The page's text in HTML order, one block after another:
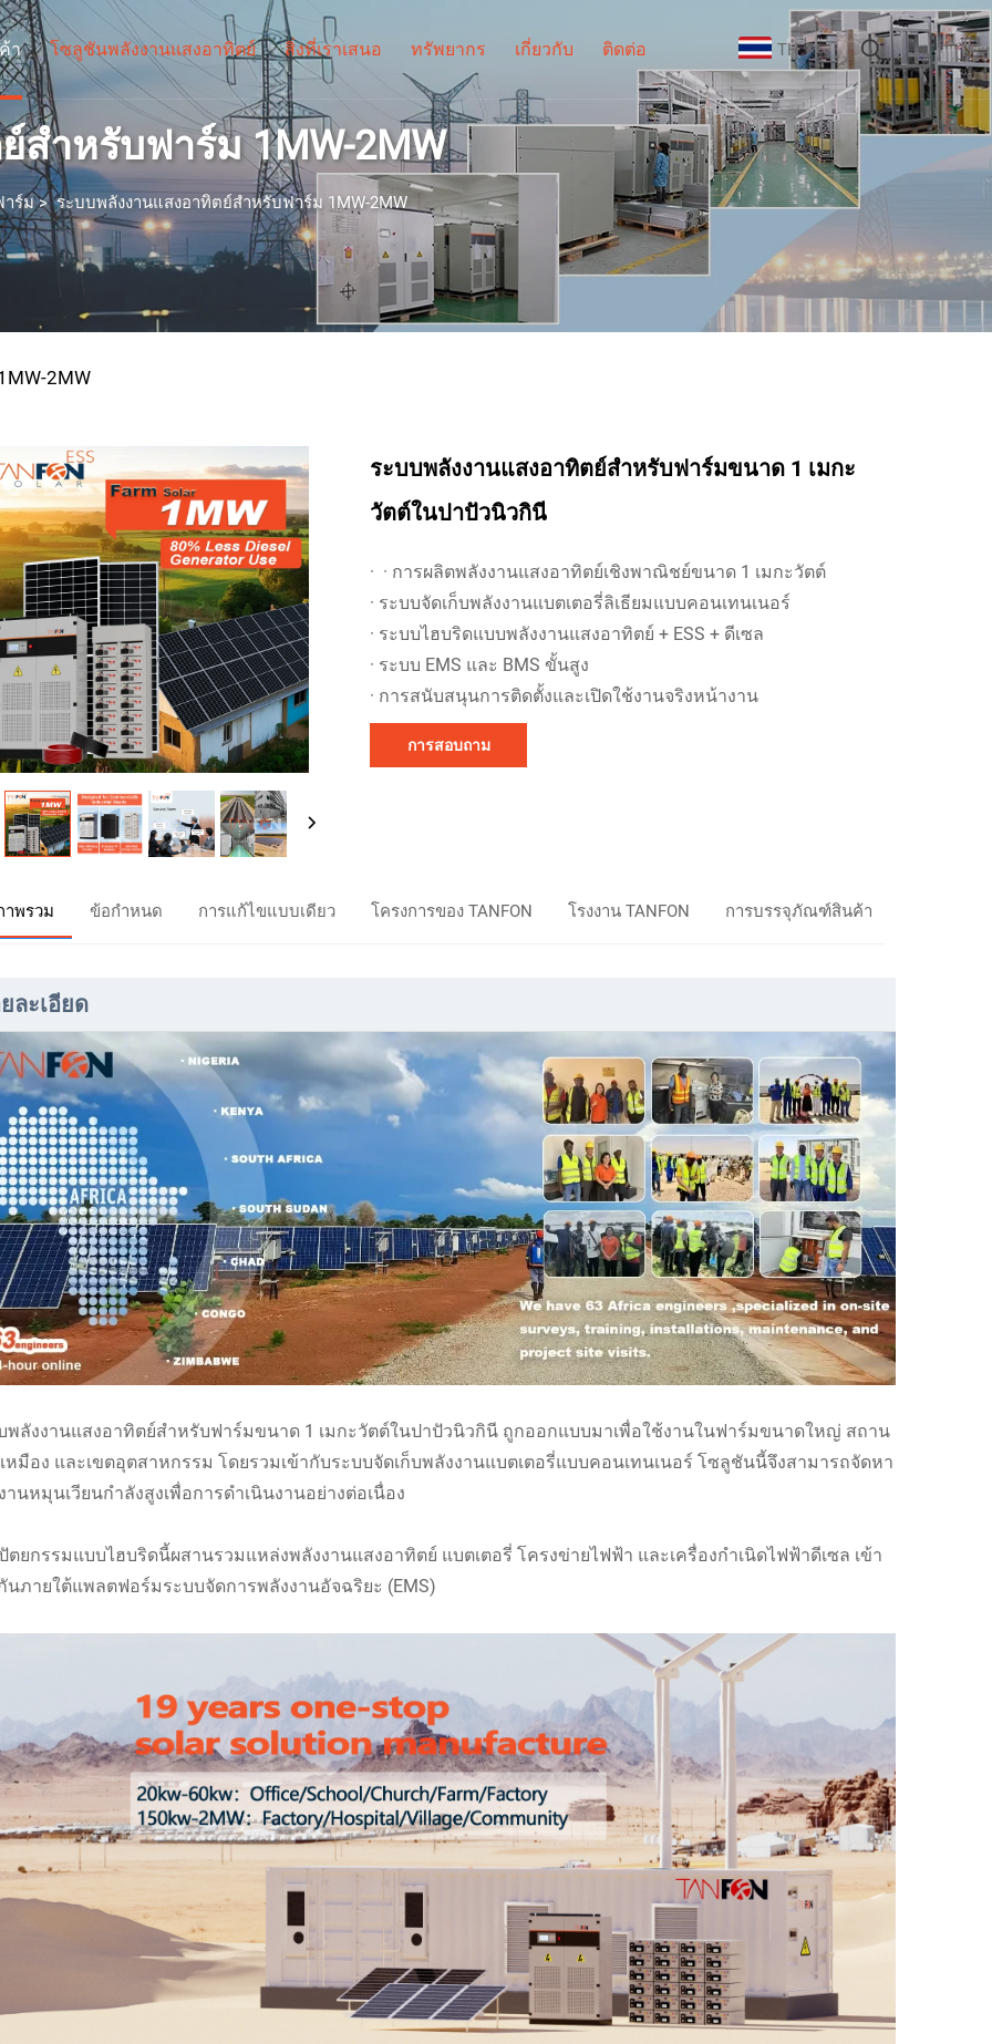
า โซลูชันพลังงานแสงอาทิตย์ สิ่งที่เราเสนอ ทรัพยากร เกี่ยวกับ ติดต่อ TH
ำหรับฟาร์ม 1MW-2MW
าร์ม>ระบบพลังงานแสงอาทิตย์สำหรับฟาร์ม 1MW-2MW
2MW
ระบบพลังงานแสงอาทิตย์สำหรับฟาร์มขนาด 1 เมกะ
วัตต์ในปาปัวนิวกินี
· · การผลิตพลังงานแสงอาทิตย์เชิงพาณิชย์ขนาด 1 เมกะวัตต์
· ระบบจัดเก็บพลังงานแบตเตอรี่ลิเธียมแบบคอนเทนเนอร์
· ระบบไฮบริดแบบพลังงานแสงอาทิตย์ + ESS + ดีเซล
· ระบบ EMS และ BMS ขั้นสูง
· การสนับสนุนการติดตั้งและเปิดใช้งานจริงหน้างาน
การสอบถาม
าพรวม ข้อกำหนด การแก้ไขแบบเดียว โครงการของ TANFON โรงงาน TANFON การบรรจุภัณฑ์สินค้า
ละเอียด
พลังงานแสงอาทิตย์สำหรับฟาร์มขนาด 1 เมกะวัตต์ในปาปัวนิวกินี ถูกออกแบบมาเพื่อใช้งานในฟาร์มขนาดใหญ่ สถาน
หมือง และเขตอุตสาหกรรม โดยรวมเข้ากับระบบจัดเก็บพลังงานแบตเตอรี่แบบคอนเทนเนอร์ โซลูชันนี้จึงสามารถจัดหา
านหมุนเวียนกำลังสูงเพื่อการดำเนินงานอย่างต่อเนื่อง
ตยกรรมแบบไฮบริดนี้ผสานรวมแหล่งพลังงานแสงอาทิตย์ แบตเตอรี่ โครงข่ายไฟฟ้า และเครื่องกำเนิดไฟฟ้าดีเซล เข้า
นภายใต้แพลตฟอร์มระบบจัดการพลังงานอัจฉริยะ (EMS)